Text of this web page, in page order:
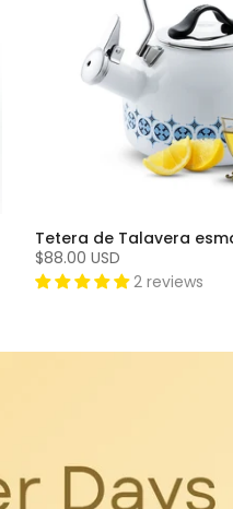
$88.00 USD
2 reviews